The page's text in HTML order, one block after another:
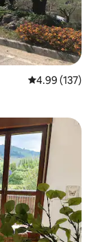
Ukadiriaji wa
4.99 (137)